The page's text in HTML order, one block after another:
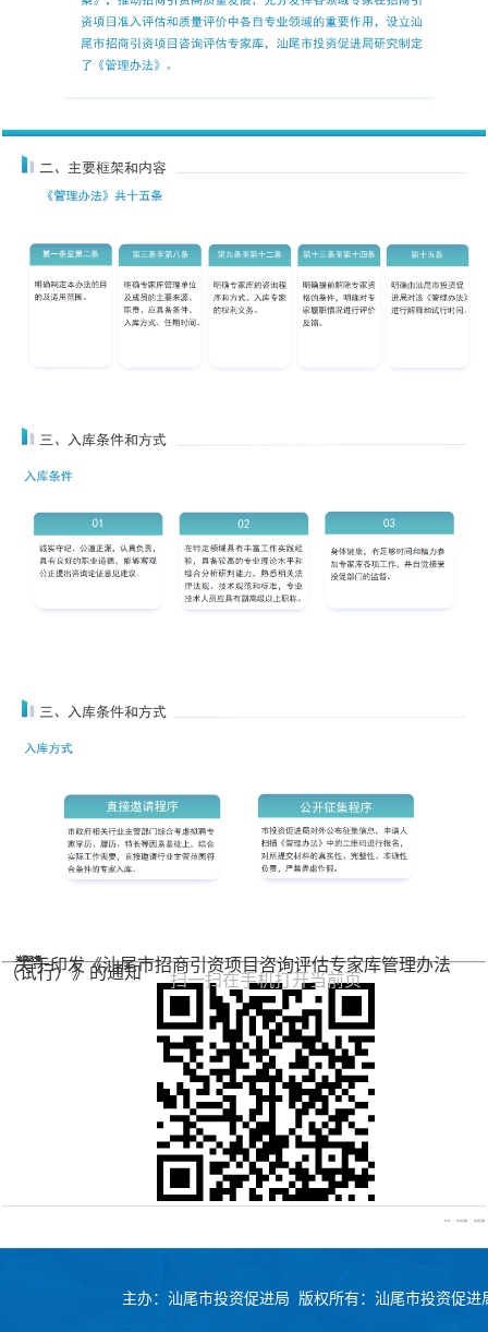
关联政策
关于印发《汕尾市招商引资项目咨询评估专家库管理办法
（试行）》的通知 扫一扫在手机打开当前页
【TOP】 【关闭页面】
主办：汕尾市投资促进局 版权所有：汕尾市投资促